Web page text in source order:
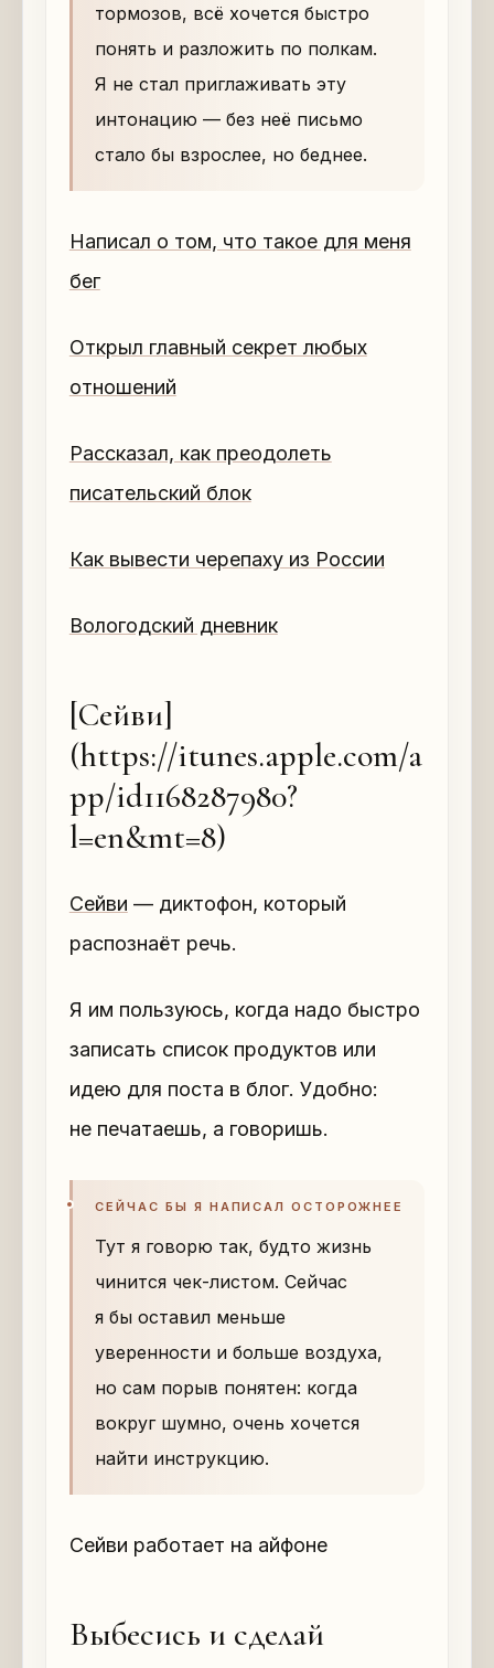
тормозов, всё хочется быстро
понять и разложить по полкам.
Я не стал приглаживать эту
интонацию — без неё письмо
стало бы взрослее, но беднее.
Написал о том, что такое для меня
бег
Открыл главный секрет любых
отношений
Рассказал, как преодолеть
писательский блок
Как вывести черепаху из России
Вологодский дневник
[Сейви]
(https://itunes.apple.com/a
pp/id1168287980?
l=en&mt=8)
Сейви — диктофон, который
распознаёт речь.
Я им пользуюсь, когда надо быстро
записать список продуктов или
идею для поста в блог. Удобно:
не печатаешь, а говоришь.
СЕЙЧАС БЫ Я НАПИСАЛ ОСТОРОЖНЕЕ
Тут я говорю так, будто жизнь
чинится чек-листом. Сейчас
я бы оставил меньше
уверенности и больше воздуха,
но сам порыв понятен: когда
вокруг шумно, очень хочется
найти инструкцию.
Сейви работает на айфоне
Выбесись и сделай